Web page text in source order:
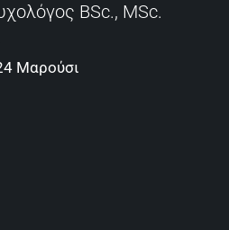
BSc., MSc.
Μαρούσι